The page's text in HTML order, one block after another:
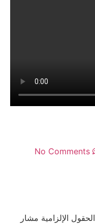
No Comments
الحقول الإلزامية مشار